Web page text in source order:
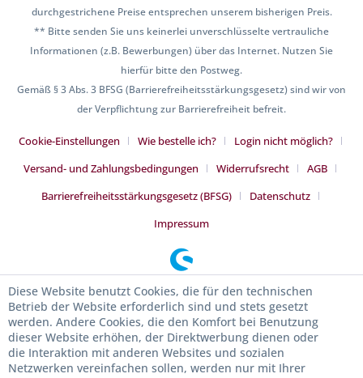
durchgestrichene Preise entsprechen unserem bisherigen Preis.
** Bitte senden Sie uns keinerlei unverschlüsselte vertrauliche
Informationen (z.B. Bewerbungen) über das Internet. Nutzen Sie
hierfür bitte den Postweg.
Gemäß § 3 Abs. 3 BFSG (Barrierefreiheitsstärkungsgesetz) sind wir von
der Verpflichtung zur Barrierefreiheit befreit.
Cookie-Einstellungen Wie bestelle ich?
Login nicht möglich?
Versand- und Zahlungsbedingungen
Widerrufsrecht
AGB
Barrierefreiheitsstärkungsgesetz (BFSG)
Datenschutz
Impressum
Diese Website benutzt Cookies, die für den technischen
Betrieb der Website erforderlich sind und stets gesetzt
werden. Andere Cookies, die den Komfort bei Benutzung
dieser Website erhöhen, der Direktwerbung dienen oder
die Interaktion mit anderen Websites und sozialen
Netzwerken vereinfachen sollen, werden nur mit Ihrer